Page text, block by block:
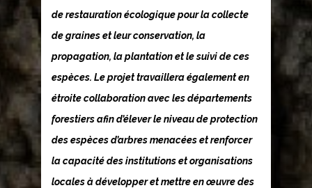
de restauration écologique pour la collecte
de graines et leur conservation, la
propagation, la plantation et le suivi de ces
espèces. Le projet travaillera également en
étroite collaboration avec les départements
forestiers afin d’élever le niveau de protection
des espèces d’arbres menacées et renforcer
la capacité des institutions et organisations
locales à développer et mettre en œuvre des